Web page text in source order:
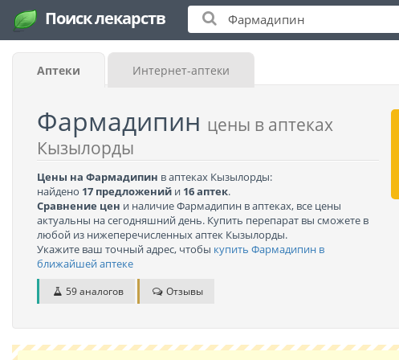
Поиск лекарств
Аптеки Интернет-аптеки
Фармадипин цены в аптеках
Кызылорды
Цены на Фармадипин в аптеках Кызылорды:
найдено 17 предложений и 16 аптек.
Сравнение цен и наличие Фармадипин в аптеках, все цены
актуальны на сегодняшний день. Купить перепарат вы сможете в
любой из нижеперечисленных аптек Кызылорды.
Укажите ваш точный адрес, чтобы купить Фармадипин в
ближайшей аптеке
59 аналогов Отзывы